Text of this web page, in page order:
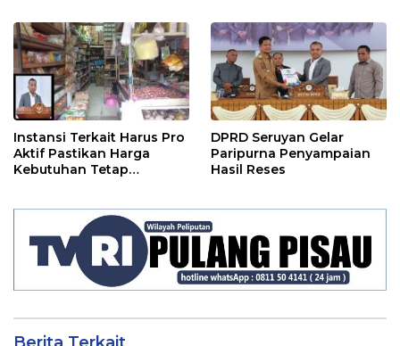
Instansi Terkait Harus Pro
Aktif Pastikan Harga
Kebutuhan Tetap
DPRD Seruyan Gelar
Paripurna Penyampaian
Hasil Reses